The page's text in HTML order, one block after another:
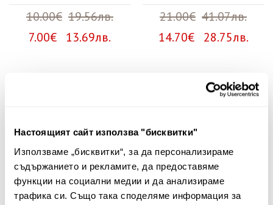
Настоящият сайт използва "бисквитки"
Използваме „бисквитки“, за да персонализираме
съдържанието и рекламите, да предоставяме
функции на социални медии и да анализираме
трафика си. Също така споделяме информация за
10.00€ 19.56лв.
7.00€ 13.69лв.
21.00€ 41.07лв.
14.70€ 28.75лв.